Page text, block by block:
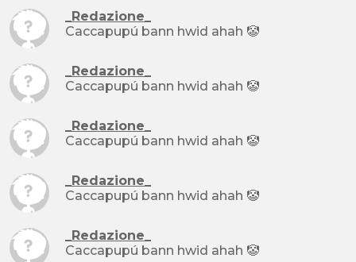
_Redazione_
Caccapupú bann hwid ahah 🤡
_Redazione_
Caccapupú bann hwid ahah 🤡
_Redazione_
Caccapupú bann hwid ahah 🤡
_Redazione_
Caccapupú bann hwid ahah 🤡
_Redazione_
Caccapupú bann hwid ahah 🤡